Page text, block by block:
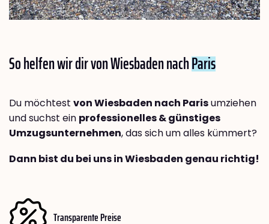
So helfen wir dir von Wiesbaden nachParis
Du möchtest von Wiesbaden nach Parisumziehen
und suchst ein professionelles & günstiges
Umzugsunternehmen, das sich um alles kümmert?
Dann bist du bei uns in Wiesbaden genau richtig!
Transparente Preise